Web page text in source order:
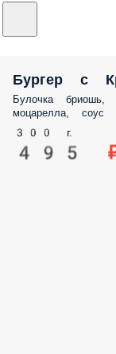
Бургер с
Булочка бриошь,
моцарелла, соус
300 г.
495